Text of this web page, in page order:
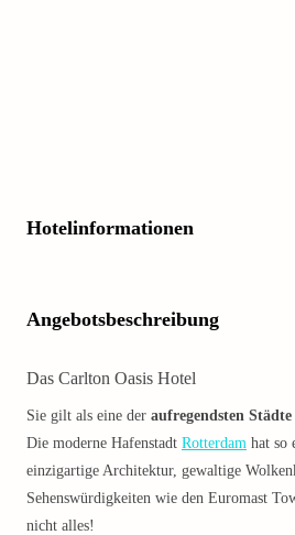
Hotelinformationen
Angebotsbeschreibung
Das Carlton Oasis Hotel
Sie gilt als eine der aufregendsten
Die moderne Hafenstadt Rotterdam hat so
einzigartige Architektur, gewaltige
Sehenswürdigkeiten wie den Euromast
nicht alles!